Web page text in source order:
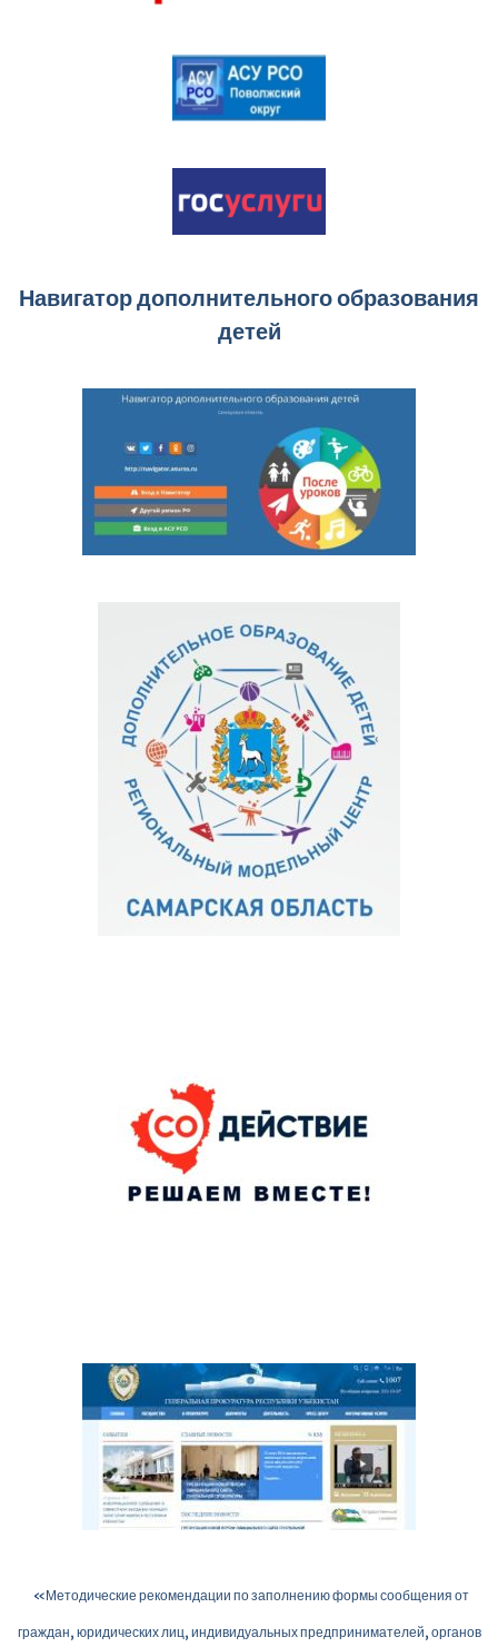
Навигатор дополнительного образования
детей
«Методические рекомендации по заполнению формы сообщения от
граждан, юридических лиц, индивидуальных предпринимателей, органов